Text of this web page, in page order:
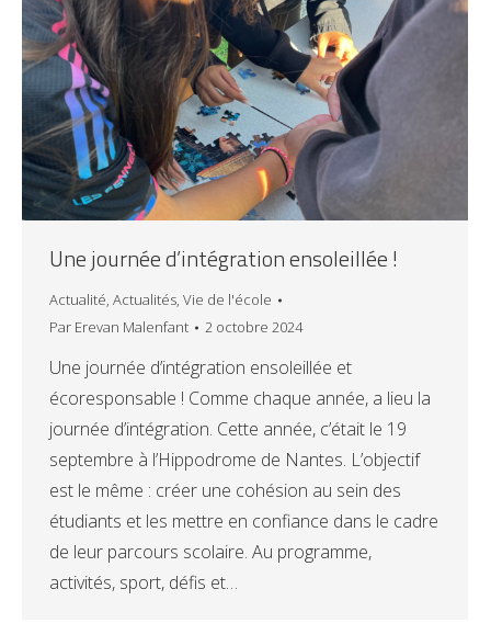
Une journée d’intégration ensoleillée !
Actualité, Actualités, Vie de l'école
Par Erevan Malenfant 2 octobre 2024
Une journée d’intégration ensoleillée et
écoresponsable ! Comme chaque année, a lieu la
journée d’intégration. Cette année, c’était le 19
septembre à l’Hippodrome de Nantes. L’objectif
est le même : créer une cohésion au sein des
étudiants et les mettre en confiance dans le cadre
de leur parcours scolaire. Au programme,
activités, sport, défis et…